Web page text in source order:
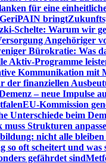
für eine
GeriPAIN bringt
Schelte: Warum wir
Angehöriger
Bürokratie: Was
Aktiv-Programme
Kommunikation mit
der finanziellen
– neue Impulse
EU-Kommission
Unterschiede beim
Strukturen
nicht alle bleiben
oft scheitert und was
gefährdet sind